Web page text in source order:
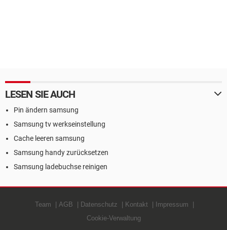
LESEN SIE AUCH
Pin ändern samsung
Samsung tv werkseinstellung
Cache leeren samsung
Samsung handy zurücksetzen
Samsung ladebuchse reinigen
Team AGB Datenschutz Kontakt
Impressum
Cookie-Verwaltung